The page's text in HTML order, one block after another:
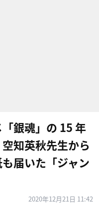
銀魂」の 15 年
知英秋先生から
届いた「ジャン
2020年12月21日 11:42